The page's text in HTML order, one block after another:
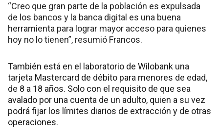
“Creo que gran parte de la población es expulsada
de los bancos y la banca digital es una buena
herramienta para lograr mayor acceso para quienes
hoy no lo tienen”, resumió Francos.
También está en el laboratorio de Wilobank una
tarjeta Mastercard de débito para menores de edad,
de 8 a 18 años. Solo con el requisito de que sea
avalado por una cuenta de un adulto, quien a su vez
podrá fijar los límites diarios de extracción y de otras
operaciones.